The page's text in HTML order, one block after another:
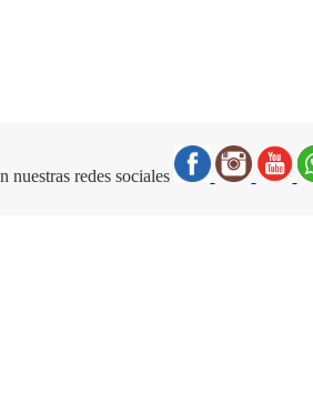
nuestras redes sociales